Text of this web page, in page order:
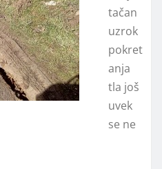
tačan
uzrok
pokret
anja
tla još
uvek
se ne